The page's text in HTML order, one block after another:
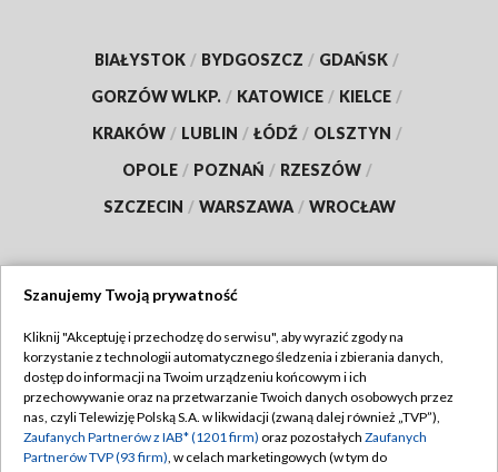
BIAŁYSTOK / BYDGOSZCZ / GDAŃSK /
GORZÓW WLKP. / KATOWICE / KIELCE /
KRAKÓW / LUBLIN / ŁÓDŹ / OLSZTYN /
OPOLE / POZNAŃ / RZESZÓW /
SZCZECIN / WARSZAWA / WROCŁAW
TVP
Abonament TVP
Emisja w TVP
Regulamin TVP
Polityka prywatności
Szanujemy Twoją prywatność
Kliknij "Akceptuję i przechodzę do serwisu", aby wyrazić zgody na
korzystanie z technologii automatycznego śledzenia i zbierania danych,
dostęp do informacji na Twoim urządzeniu końcowym i ich
przechowywanie oraz na przetwarzanie Twoich danych osobowych przez
nas, czyli Telewizję Polską S.A. w likwidacji (zwaną dalej również „TVP”),
Zaufanych Partnerów z IAB* (1201 firm) oraz pozostałych Zaufanych
Partnerów TVP (93 firm), w celach marketingowych (w tym do